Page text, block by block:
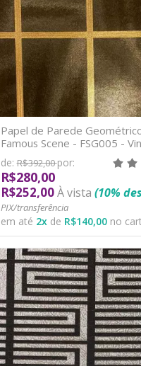
Papel de Parede
Famous Scene - FSG005 -
TNT
de: R$392,00por:
R$280,00
R$252,00 À vista (10%
PIX/transferência
em até 2xde R$140,00no